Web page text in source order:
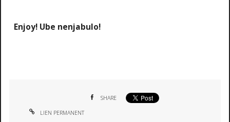
Enjoy! Ube nenjabulo!
SHARE
LIEN PERMANENT